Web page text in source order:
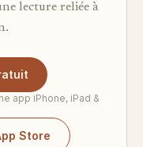
lecture reliée à
app iPhone, iPad &
Store